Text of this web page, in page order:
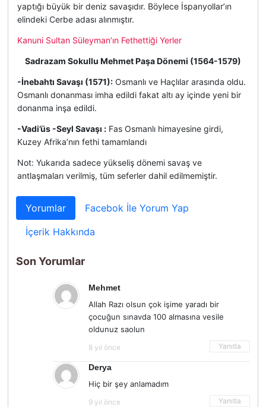
yaptığı büyük bir deniz savaşıdır. Böylece İspanyollar’ın
elindeki Cerbe adası alınmıştır.
Kanuni Sultan Süleyman’ın Fethettiği Yerler
Sadrazam Sokullu Mehmet Paşa Dönemi (1564-1579)
-İnebahtı Savaşı (1571): Osmanlı ve Haçlılar arasında oldu.
Osmanlı donanması imha edildi fakat altı ay içinde yeni bir
donanma inşa edildi.
-Vadi’üs -Seyl Savaşı : Fas Osmanlı himayesine girdi,
Kuzey Afrika’nın fethi tamamlandı
Not: Yukarıda sadece yükseliş dönemi savaş ve
antlaşmaları verilmiş, tüm seferler dahil edilmemiştir.
Yorumlar
Facebok İle Yorum Yap
İçerik Hakkında
Son Yorumlar
Mehmet
Allah Razı olsun çok işime yaradı bir
çocuğun sınavda 100 almasına vesile
oldunuz saolun
8 yıl önce Yanıtla
Derya
Hiç bir şey anlamadım
9 yıl önce Yanıtla